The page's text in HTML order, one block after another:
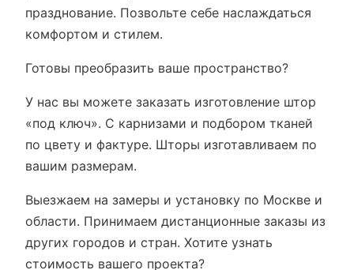
празднование. Позвольте себе наслаждаться
комфортом и стилем.
Готовы преобразить ваше пространство?
У нас вы можете заказать изготовление штор
«под ключ». С карнизами и подбором тканей
по цвету и фактуре. Шторы изготавливаем по
вашим размерам.
Выезжаем на замеры и установку по Москве и
области. Принимаем дистанционные заказы из
других городов и стран. Хотите узнать
стоимость вашего проекта?